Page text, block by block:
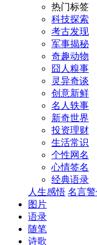
热门标签
科技探索
考古发现
军事揭秘
奇趣动物
囧人糗事
灵异奇谈
创意新鲜
名人轶事
新奇世界
投资理财
生活常识
个性网名
心情签名
经典语录
人生感悟 名言
图片
语录
随笔
诗歌